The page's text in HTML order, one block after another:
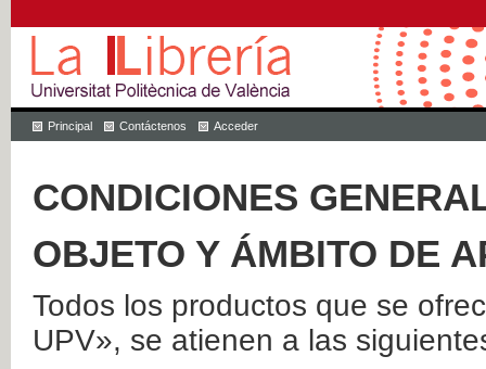
Principal Contáctenos Acceder
CONDICIONES
OBJETO Y ÁMBITO DE
Todos los productos que se
UPV», se atienen a las